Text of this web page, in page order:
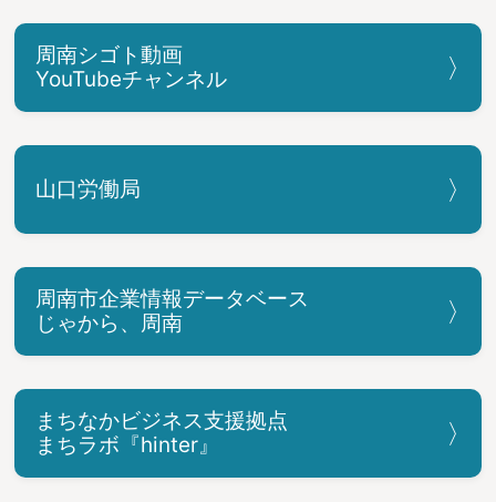
周南シゴト動画
YouTubeチャンネル
山口労働局
周南市企業情報データベース
じゃから、周南
まちなかビジネス支援拠点
まちラボ『hinter』